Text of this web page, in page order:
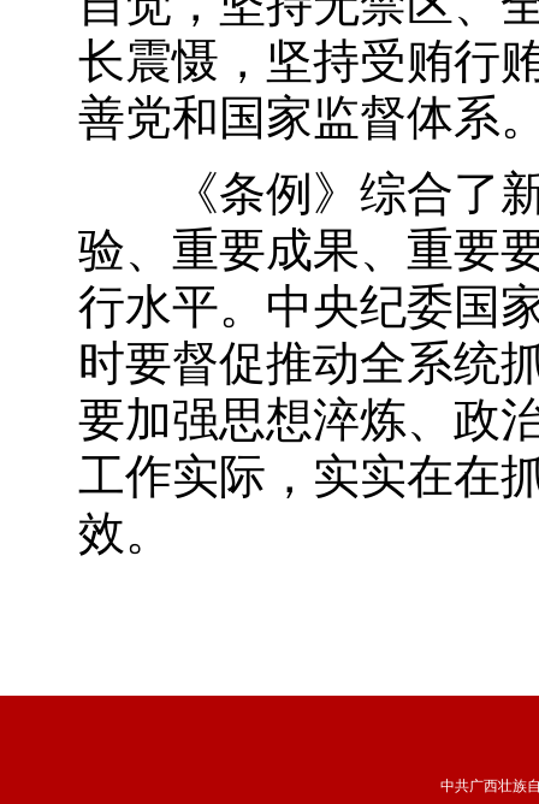
长震慑，坚持受贿行
善党和国家监督体系
《条例》综合了新
验、重要成果、重要
行水平。中央纪委国
时要督促推动全系统
要加强思想淬炼、政
工作实际，实实在在
效。
中共广西壮族